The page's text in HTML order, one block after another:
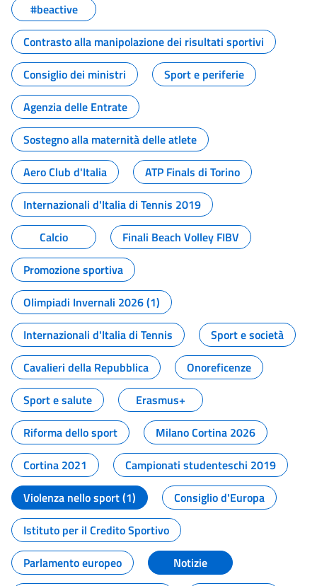
#beactive
Contrasto alla manipolazione dei risultati sportivi
Consiglio dei ministri
Sport e periferie
Agenzia delle Entrate
Sostegno alla maternità delle atlete
Aero Club d'Italia
ATP Finals di Torino
Internazionali d'Italia di Tennis 2019
Calcio
Finali Beach Volley FIBV
Promozione sportiva
Olimpiadi Invernali 2026 (1)
Internazionali d'Italia di Tennis
Sport e società
Cavalieri della Repubblica
Onoreficenze
Sport e salute
Erasmus+
Riforma dello sport
Milano Cortina 2026
Cortina 2021
Campionati studenteschi 2019
Violenza nello sport (1)
Consiglio d'Europa
Istituto per il Credito Sportivo
Parlamento europeo
Notizie